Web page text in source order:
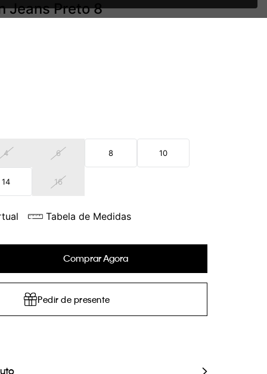
Jeans Preto 8
4 6 8 10
14 16
Tabela de Medidas
Comprar Agora
Pedir de presente